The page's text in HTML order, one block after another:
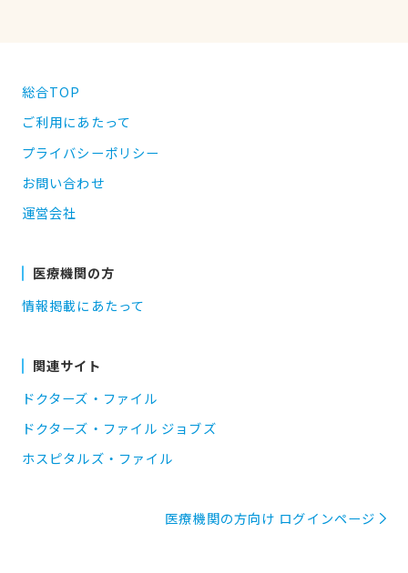
総合TOP
ご利用にあたって
プライバシーポリシー
お問い合わせ
運営会社
医療機関の方
情報掲載にあたって
関連サイト
ドクターズ・ファイル
ドクターズ・ファイル ジョブズ
ホスピタルズ・ファイル
医療機関の方向け ログインページ